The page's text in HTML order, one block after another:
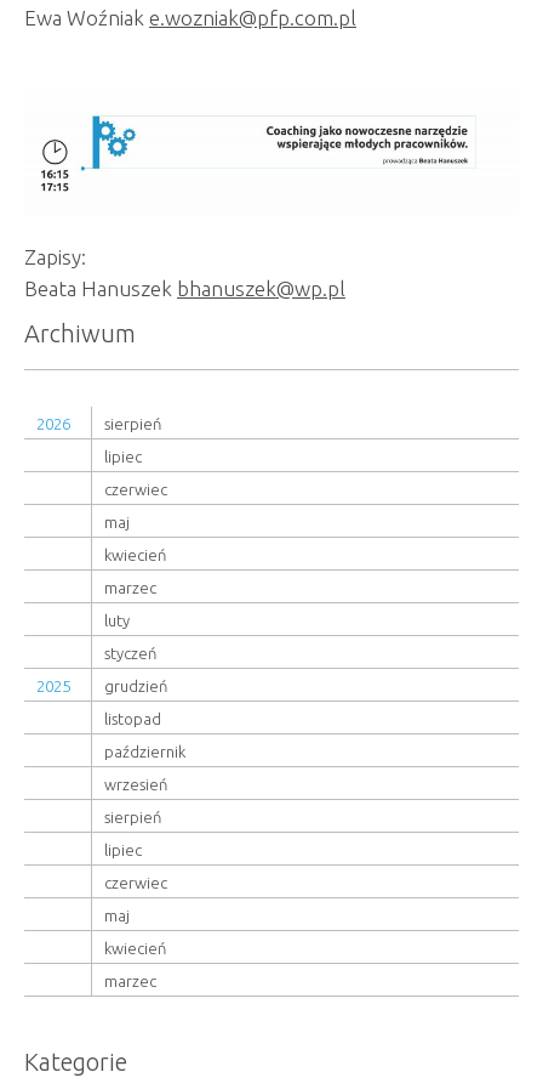
Ewa Woźniak e.wozniak@pfp.com.pl
Zapisy:
Beata Hanuszek bhanuszek@wp.pl
Archiwum
2026
sierpień
lipiec
czerwiec
maj
kwiecień
marzec
luty
styczeń
2025
grudzień
listopad
październik
wrzesień
sierpień
lipiec
czerwiec
maj
kwiecień
marzec
Kategorie